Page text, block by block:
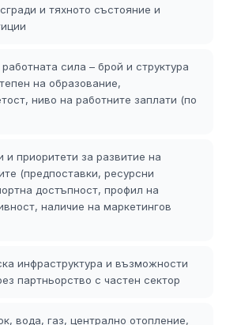
и тяхното състояние и
сила – брой и структура
на образование,
ниво на работните заплати (по
и приоритети за развитие на
(предпоставки, ресурсни
достъпност, профил на
наличие на маркетингов
инфраструктура и възможности
партньорство с частен сектор
вода, газ, централно отопление,